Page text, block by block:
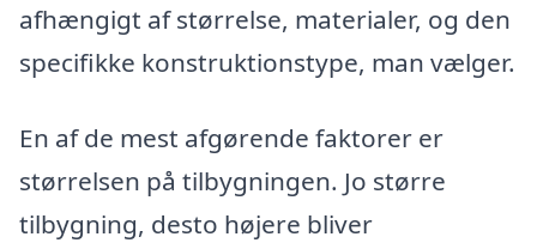
afhængigt af størrelse, materialer, og den
specifikke konstruktionstype, man vælger.
En af de mest afgørende faktorer er
størrelsen på tilbygningen. Jo større
tilbygning, desto højere bliver